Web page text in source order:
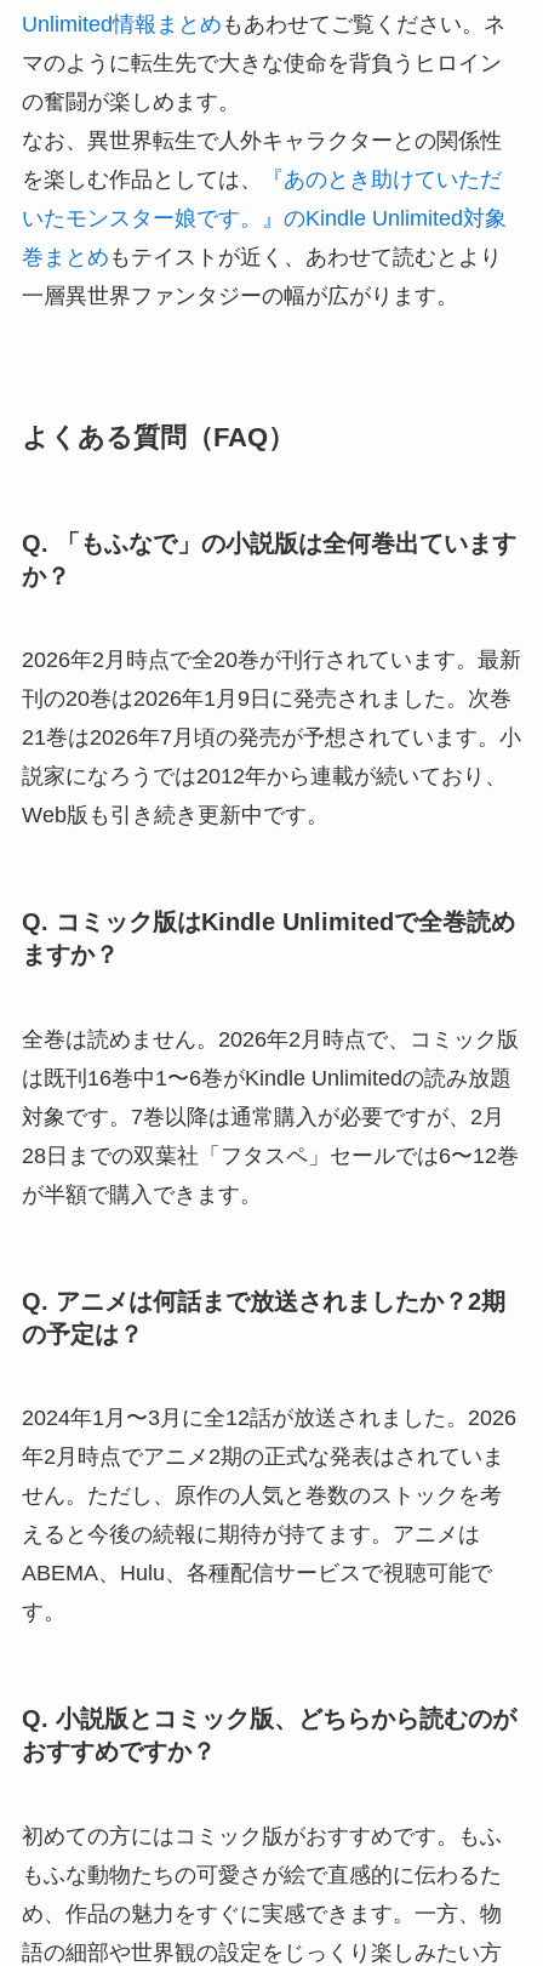
Unlimited情報まとめ もあわせてご覧ください。ネ
マのように転生先で大きな使命を背負うヒロイン
の奮闘が楽しめます。
なお、異世界転生で人外キャラクターとの関係性
を楽しむ作品としては、
『あのとき助けていただ
いたモンスター娘です。』のKindle Unlimited対象
巻まとめ もテイストが近く、あわせて読むとより
一層異世界ファンタジーの幅が広がります。
よくある質問（FAQ）
Q. 「もふなで」の小説版は全何巻出ています
か？
2026年2月時点で全20巻が刊行されています。最新
刊の20巻は2026年1月9日に発売されました。次巻
21巻は2026年7月頃の発売が予想されています。小
説家になろうでは2012年から連載が続いており、
Web版も引き続き更新中です。
Q. コミック版はKindle Unlimitedで全巻読め
ますか？
全巻は読めません。2026年2月時点で、コミック版
は既刊16巻中1〜6巻がKindle Unlimitedの読み放題
対象です。7巻以降は通常購入が必要ですが、2月
28日までの双葉社「フタスペ」セールでは6〜12巻
が半額で購入できます。
Q. アニメは何話まで放送されましたか？2期
の予定は？
2024年1月〜3月に全12話が放送されました。2026
年2月時点でアニメ2期の正式な発表はされていま
せん。ただし、原作の人気と巻数のストックを考
えると今後の続報に期待が持てます。アニメは
ABEMA、Hulu、各種配信サービスで視聴可能で
す。
Q. 小説版とコミック版、どちらから読むのが
おすすめですか？
初めての方にはコミック版がおすすめです。もふ
もふな動物たちの可愛さが絵で直感的に伝わるた
め、作品の魅力をすぐに実感できます。一方、物
語の細部や世界観の設定をじっくり楽しみたい方